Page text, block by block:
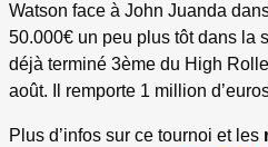
Watson face à John Juanda
50.000€ un peu plus tôt dans la
déjà terminé 3ème du High
août. Il remporte 1 million
Plus d’infos sur ce tournoi et les